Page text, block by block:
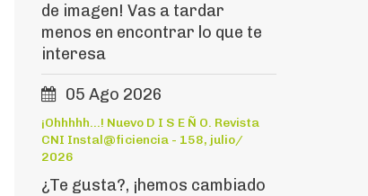
de imagen! Vas a tardar
menos en encontrar lo que te
interesa
05 Ago 2026
¡Ohhhhh...! Nuevo D I S E Ñ O. Revista
CNI Instal@ficiencia - 158, julio/
2026
¿Te gusta?, ¡hemos cambiado